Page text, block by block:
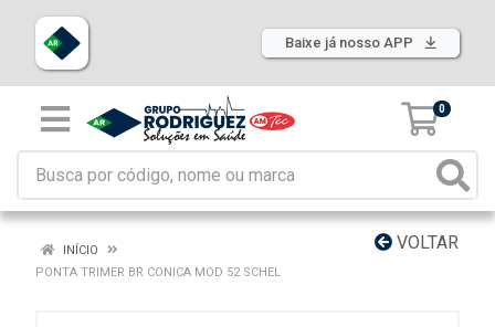
Baixe já nosso APP
0
VOLTAR
INÍCIO
PONTA TRIMER BR CONICA MOD 52 SCHEL